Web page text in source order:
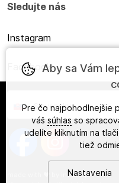
Sledujte nás
Instagram
Facebook
Slovensky
ineShop
Aby sa Vám
Pre čo najpohodlnejšie
váš súhlas so
udelíte kliknutím na
tiež
Nastavenia